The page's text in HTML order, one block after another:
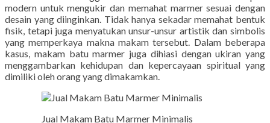
modern untuk mengukir dan memahat marmer sesuai dengan
desain yang diinginkan. Tidak hanya sekadar memahat bentuk
fisik, tetapi juga menyatukan unsur-unsur artistik dan simbolis
yang memperkaya makna makam tersebut. Dalam beberapa
kasus, makam batu marmer juga dihiasi dengan ukiran yang
menggambarkan kehidupan dan kepercayaan spiritual yang
dimiliki oleh orang yang dimakamkan.
Jual Makam Batu Marmer Minimalis